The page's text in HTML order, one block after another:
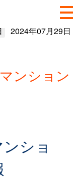
2024年07月29日
ンション
ショ